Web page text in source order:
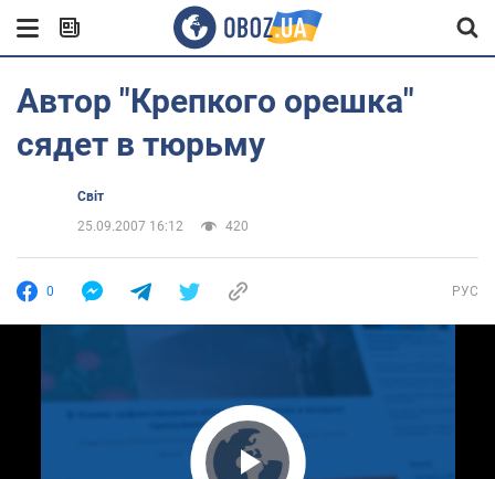
Автор "Крепкого орешка"
сядет в тюрьму
Світ
25.09.2007 16:12
420
0 РУС